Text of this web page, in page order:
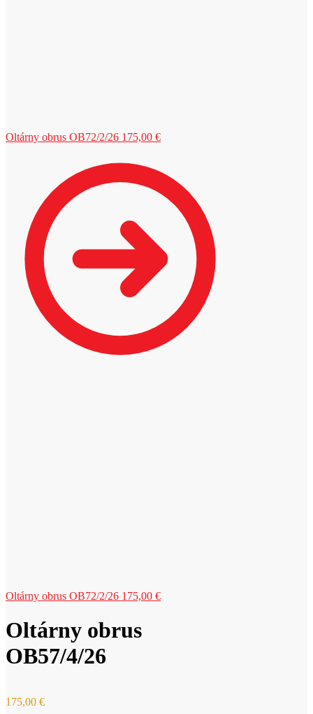
Oltárny obrus OB72/2/26 175,00 €
Oltárny obrus OB72/2/26 175,00 €
Oltárny obrus
OB57/4/26
175,00 €